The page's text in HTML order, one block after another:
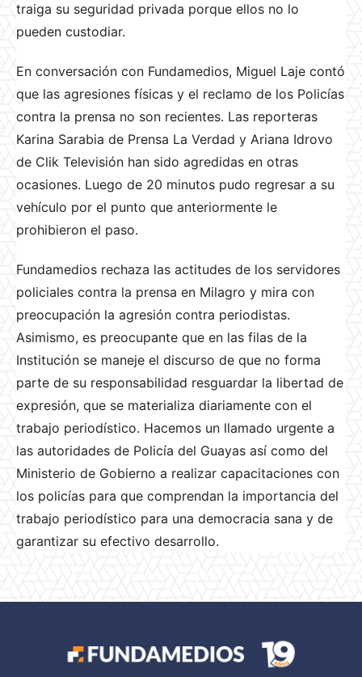
traiga su seguridad privada porque ellos no lo
pueden custodiar.
En conversación con Fundamedios, Miguel Laje contó
que las agresiones físicas y el reclamo de los Policías
contra la prensa no son recientes. Las reporteras
Karina Sarabia de Prensa La Verdad y Ariana Idrovo
de Clik Televisión han sido agredidas en otras
ocasiones. Luego de 20 minutos pudo regresar a su
vehículo por el punto que anteriormente le
prohibieron el paso.
Fundamedios rechaza las actitudes de los servidores
policiales contra la prensa en Milagro y mira con
preocupación la agresión contra periodistas.
Asimismo, es preocupante que en las filas de la
Institución se maneje el discurso de que no forma
parte de su responsabilidad resguardar la libertad de
expresión, que se materializa diariamente con el
trabajo periodístico. Hacemos un llamado urgente a
las autoridades de Policía del Guayas así como del
Ministerio de Gobierno a realizar capacitaciones con
los policías para que comprendan la importancia del
trabajo periodístico para una democracia sana y de
garantizar su efectivo desarrollo.